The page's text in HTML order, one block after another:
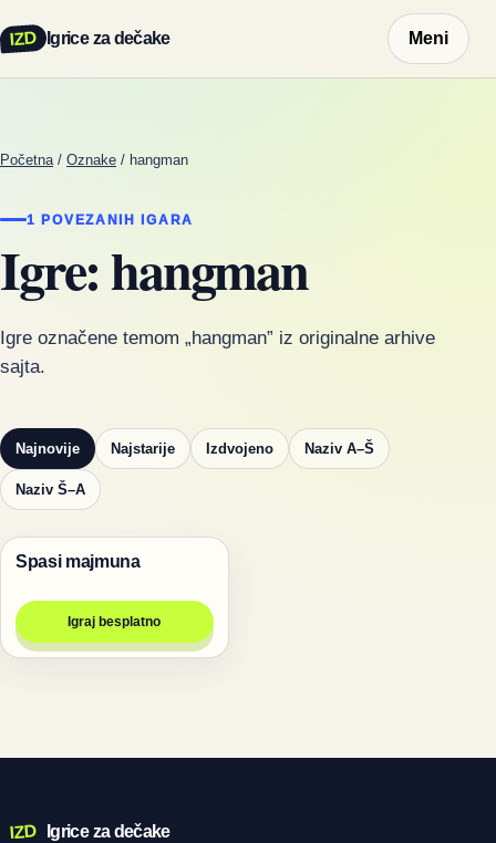
IZD Igrice za dečake Meni
Početna / Oznake / hangman
1 POVEZANIH IGARA
Igre: hangman
Igre označene temom „hangman” iz originalne arhive
sajta.
Najnovije Najstarije Izdvojeno Naziv A–Š
Naziv Š–A
Životinje
Spasi majmuna
Igraj besplatno
IZD Igrice za dečake